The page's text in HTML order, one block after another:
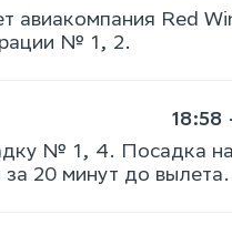
авиакомпания Red
№ 1, 2.
18:58
№ 1, 4. Посадка
за 20 минут до вылета.